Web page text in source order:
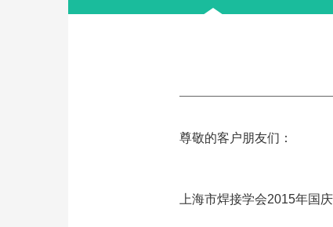
尊敬的客户朋友们：
上海市焊接学会2015年国